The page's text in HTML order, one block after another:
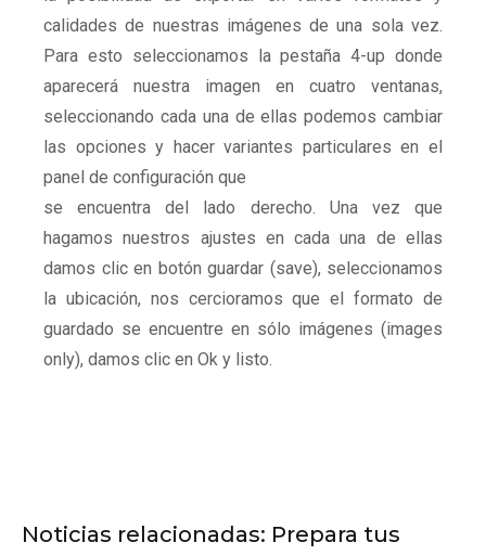
calidades de nuestras imágenes de una sola vez.
Para esto seleccionamos la pestaña 4-up donde
aparecerá nuestra imagen en cuatro ventanas,
seleccionando cada una de ellas podemos cambiar
las opciones y hacer variantes particulares en el
panel de configuración que
se encuentra del lado derecho. Una vez que
hagamos nuestros ajustes en cada una de ellas
damos clic en botón guardar (save), seleccionamos
la ubicación, nos cercioramos que el formato de
guardado se encuentre en sólo imágenes (images
only), damos clic en Ok y listo.
Noticias relacionadas: Prepara tus